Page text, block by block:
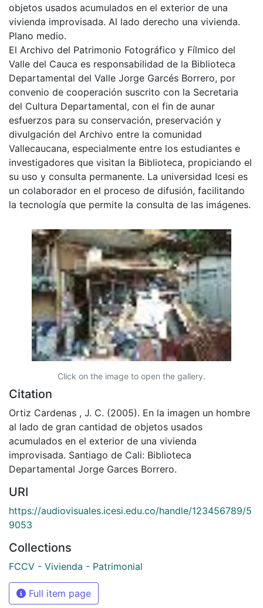
objetos usados acumulados en el exterior de una
vivienda improvisada. Al lado derecho una vivienda.
Plano medio.
El Archivo del Patrimonio Fotográfico y Fílmico del
Valle del Cauca es responsabilidad de la Biblioteca
Departamental del Valle Jorge Garcés Borrero, por
convenio de cooperación suscrito con la Secretaria
del Cultura Departamental, con el fin de aunar
esfuerzos para su conservación, preservación y
divulgación del Archivo entre la comunidad
Vallecaucana, especialmente entre los estudiantes e
investigadores que visitan la Biblioteca, propiciando el
su uso y consulta permanente. La universidad Icesi es
un colaborador en el proceso de difusión, facilitando
la tecnología que permite la consulta de las imágenes.
Click on the image to open the gallery.
Citation
Ortiz Cardenas , J. C. (2005). En la imagen un hombre
al lado de gran cantidad de objetos usados
acumulados en el exterior de una vivienda
improvisada. Santiago de Cali: Biblioteca
Departamental Jorge Garces Borrero.
URI
https://audiovisuales.icesi.edu.co/handle/123456789/5
9053
Collections
FCCV - Vivienda - Patrimonial
Full item page